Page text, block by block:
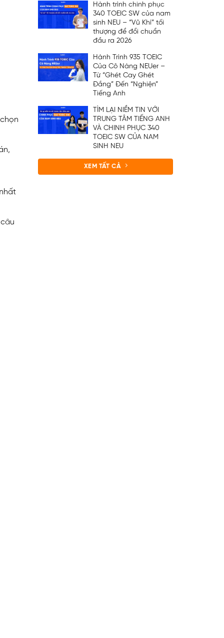
Hành trình chinh phục
340 TOEIC SW của nam
sinh NEU – “Vũ Khí” tối
thượng để đổi chuẩn
đầu ra 2026
Hành Trình 935 TOEIC
Của Cô Nàng NEUer –
Từ “Ghét Cay Ghét
Đắng” Đến “Nghiện”
Tiếng Anh
TÌM LẠI NIỀM TIN VỚI
TRUNG TÂM TIẾNG ANH
VÀ CHINH PHỤC 340
TOEIC SW CỦA NAM
SINH NEU
XEM TẤT CẢ